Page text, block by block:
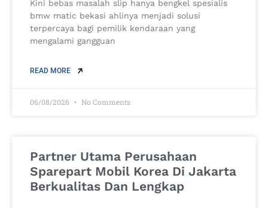
Kini bebas masalah slip hanya bengkel spesialis
bmw matic bekasi ahlinya menjadi solusi
terpercaya bagi pemilik kendaraan yang
mengalami gangguan
READ MORE
06/08/2026 No Comments
Partner Utama Perusahaan
Sparepart Mobil Korea Di Jakarta
Berkualitas Dan Lengkap